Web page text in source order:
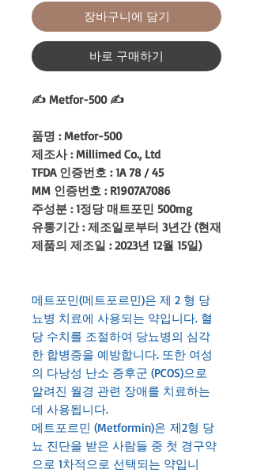
장바구니에 담기
바로 구매하기
✍ Metfor-500 ✍
품명 : Metfor-500
제조사 : Millimed Co., Ltd
TFDA 인증번호 : 1A 78 / 45
MM 인증번호 : R1907A7086
주성분 : 1정당 매트포민 500mg
유통기간 : 제조일로부터 3년간 (현재
제품의 제조일 : 2023년 12월 15일)
메트포민(메트포르민)은 제 2 형 당
뇨병 치료에 사용되는 약입니다. 혈
당 수치를 조절하여 당뇨병의 심각
한 합병증을 예방합니다. 또한 여성
의 다낭성 난소 증후군 (PCOS)으로
알려진 월경 관련 장애를 치료하는
데 사용됩니다.
메트포르민 (Metformin)은 제2형 당
뇨 진단을 받은 사람들 중 첫 경구약
으로 1차적으로 선택되는 약입니